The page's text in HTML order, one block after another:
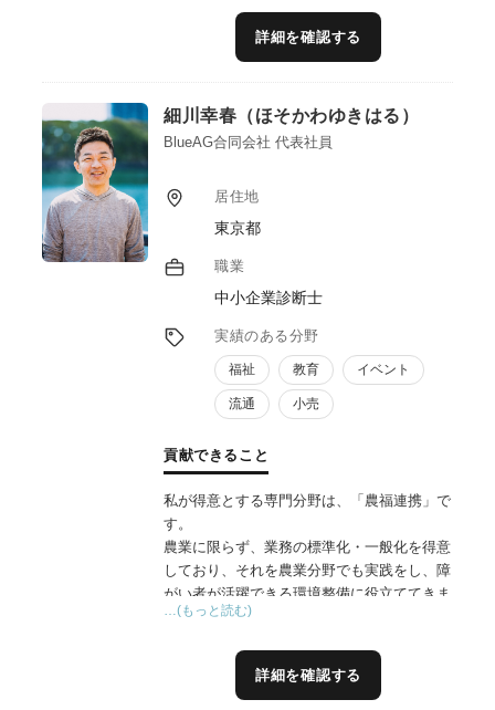
2.生産者と顧客の接点強化
農産物の栽培状況や加工品の製造過程を動画
感を与え、高付加価値化を実現。
ホームページのWordPress移行やサーバーの
安定化支援、クラウドを活用したデータ共有
など、ITインフラの改善により事業運営の効
率を向上。
4.高収益商品の販売促進
高収益商品・サービスの導入事例を充実さ
せ、検索順位の維持を図り、販路を拡大。高
収益商品の売上向上で、経営の安定化を支
農産物の贈答や食べ方、レシピなどを含むブ
導入。消費者との接点を増やし、地域産品の
魅力を幅広く発信可能にする。
詳細を確認する
細川幸春（ほそかわゆきはる）
BlueAG合同会社 代表社員
居住地
東京都
職業
中小企業診断士
実績のある分野
福祉 教育 イベント
流通 小売
貢献できること
私が得意とする専門分野は、「農福連携」で
す。
農業に限らず、業務の標準化・一般化を得意
しており、それを農業分野でも実践をし、障
がい者が活躍できる環境整備に役立ててきま
した。また、私自身が生産者として小松菜栽
の福祉事業所として連携することで、利益率
の高い農業経営を実現させました。
…(もっと読む)
詳細を確認する